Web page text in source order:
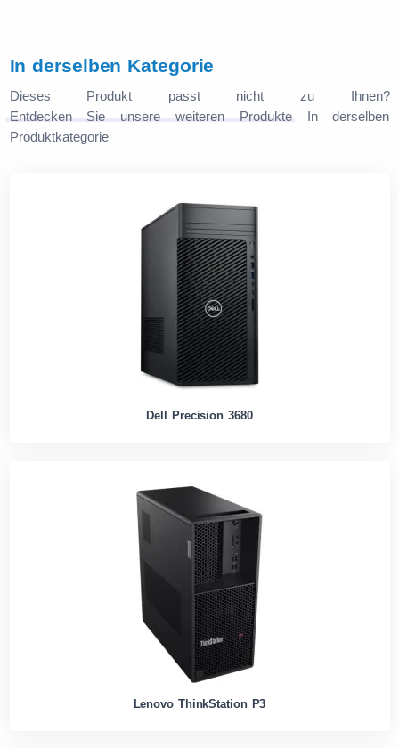
In derselben Kategorie
Dieses Produkt passt nicht zu Ihnen?
Entdecken Sie unsere weiteren ProdukteIn derselben
Produktkategorie
Dell Precision 3680
Lenovo ThinkStation P3